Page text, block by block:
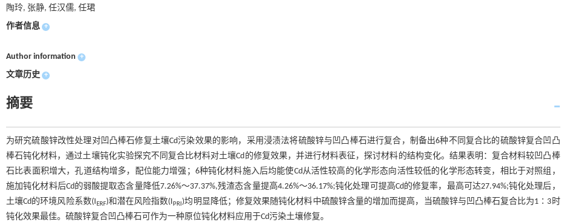
陶玲, 张静, 任汉儒, 任珺
作者信息 +
Author information +
文章历史 +
摘要
为研究硫酸锌改性处理对凹凸棒石修复土壤Cd污染效果的影响，采用浸渍法将硫酸锌与凹凸棒石进行复合，制备出6种不同复合比的硫酸锌复合凹凸
棒石钝化材料，通过土壤钝化实验探究不同复合比材料对土壤Cd的修复效果，并进行材料表征，探讨材料的结构变化。结果表明：复合材料较凹凸棒
石比表面积增大，孔道结构增多，配位能力增强；6种钝化材料施入后均能使Cd从活性较高的化学形态向活性较低的化学形态转变，相比于对照组，
施加钝化材料后Cd的弱酸提取态含量降低7.26%～37.37%,残渣态含量提高4.26%～36.17%;钝化处理可提高Cd的修复率，最高可达27.94%;钝化处理后，
土壤Cd的环境风险系数(IERF)和潜在风险指数(IPRI)均明显降低；修复效果随钝化材料中硫酸锌含量的增加而提高，当硫酸锌与凹凸棒石复合比为1∶3时
钝化效果最佳。硫酸锌复合凹凸棒石可作为一种原位钝化材料应用于Cd污染土壤修复。